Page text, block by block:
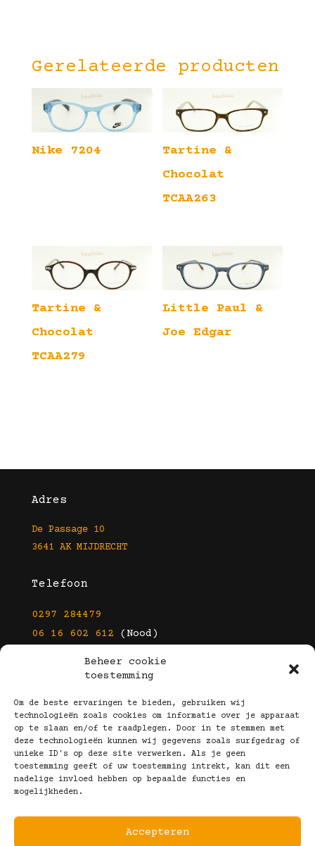
Beheer cookie
toestemming
Om de beste ervaringen te bieden, gebruiken wij
technologieën zoals cookies om informatie over je apparaat
op te slaan en/of te raadplegen. Door in te stemmen met
deze technologieën kunnen wij gegevens zoals surfgedrag of
unieke ID's op deze site verwerken. Als je geen
toestemming geeft of uw toestemming intrekt, kan dit een
nadelige invloed hebben op bepaalde functies en
mogelijkheden.
Accepteren
Gerelateerde producten
Nike 7204
Tartine &
Chocolat
TCAA263
Tartine &
Chocolat
TCAA279
Little Paul &
Joe Edgar
Adres
De Passage 10
3641 AK MIJDRECHT
Telefoon
0297 284479
06 16 602 612 (Nood)
info@kootbrillen.nl
Volg Ons!